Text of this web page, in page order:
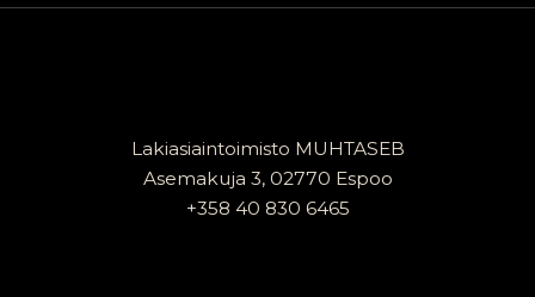
Lakiasiaintoimisto MUHTASEB
Asemakuja 3, 02770 Espoo
+358 40 830 6465